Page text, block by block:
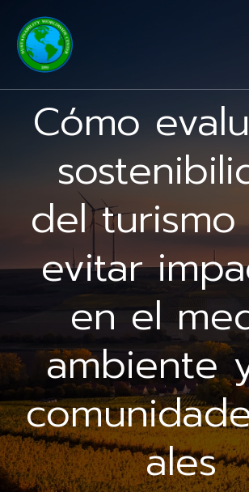
Cómo
del
evitar
en el
ambiente
ales